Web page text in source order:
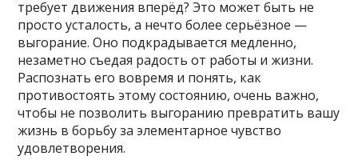
требует движения вперёд? Это может быть не
просто усталость, а нечто более серьёзное —
выгорание. Оно подкрадывается медленно,
незаметно съедая радость от работы и жизни.
Распознать его вовремя и понять, как
противостоять этому состоянию, очень важно,
чтобы не позволить выгоранию превратить вашу
жизнь в борьбу за элементарное чувство
удовлетворения.